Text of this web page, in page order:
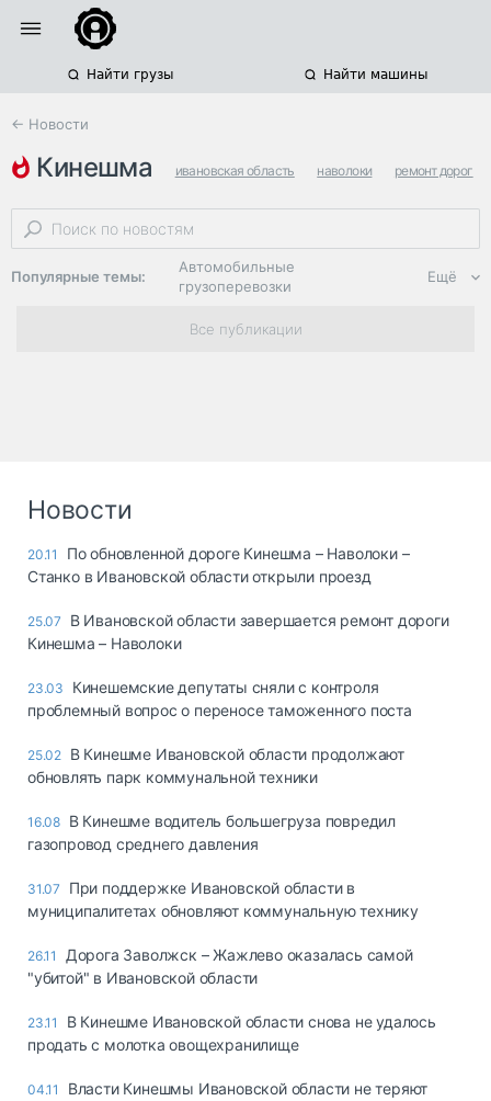
Найти грузы Найти машины
← Новости
кинешма ивановская область наволоки ремонт дорог
Популярные темы:
Автомобильные
грузоперевозки
Региональная
логистика
опасные грузы
страхование
Склады и
грузовые
Коммерческий
транспорт
Спецтехника
запчасти, шины
Топливо, масла и
Ещё
Все публикации
Новости
20.11
По обновленной дороге Кинешма – Наволоки –
Станко в Ивановской области открыли проезд
25.07
В Ивановской области завершается ремонт дороги
Кинешма – Наволоки
23.03
Кинешемские депутаты сняли с контроля
проблемный вопрос о переносе таможенного поста
25.02 В Кинешме Ивановской области продолжают
обновлять парк коммунальной техники
16.08 В Кинешме водитель большегруза повредил
газопровод среднего давления
31.07
При поддержке Ивановской области в
муниципалитетах обновляют коммунальную технику
26.11
Дорога Заволжск – Жажлево оказалась самой
"убитой" в Ивановской области
23.11
В Кинешме Ивановской области снова не удалось
продать с молотка овощехранилище
04.11
Власти Кинешмы Ивановской области не теряют